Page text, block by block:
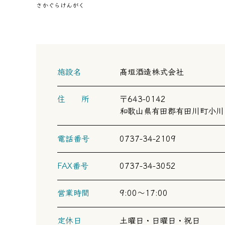
さかぐらけんがく
施設名 髙垣酒造株式会社
住 所
〒643-0142
和歌山県有田郡有田川町小
電話番号 0737-34-2109
FAX番号 0737-34-3052
営業時間 9:00～17:00
定休日 土曜日・日曜日・祝日